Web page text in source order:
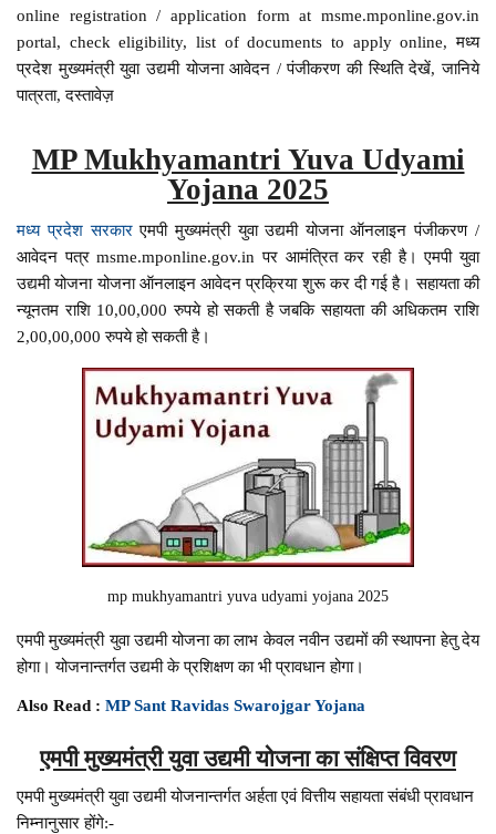
online registration / application form at msme.mponline.gov.in
portal, check eligibility, list of documents to apply online, मध्य
प्रदेश मुख्यमंत्री युवा उद्यमी योजना आवेदन / पंजीकरण की स्थिति देखें, जानिये
पात्रता, दस्तावेज़
MP Mukhyamantri Yuva Udyami
Yojana 2025
मध्य प्रदेश सरकारएमपी मुख्यमंत्री युवा उद्यमी योजना ऑनलाइन पंजीकरण /
आवेदन पत्र msme.mponline.gov.in पर आमंत्रित कर रही है। एमपी युवा
उद्यमी योजना योजना ऑनलाइन आवेदन प्रक्रिया शुरू कर दी गई है। सहायता की
न्यूनतम राशि 10,00,000 रुपये हो सकती है जबकि सहायता की अधिकतम राशि
2,00,00,000 रुपये हो सकती है।
mp mukhyamantri yuva udyami yojana 2025
एमपी मुख्यमंत्री युवा उद्यमी योजना का लाभ केवल नवीन उद्यमों की स्थापना हेतु देय
होगा। योजनान्तर्गत उद्यमी के प्रशिक्षण का भी प्रावधान होगा।
Also Read :MP Sant Ravidas Swarojgar Yojana
एमपी मुख्यमंत्री युवा उद्यमी योजना का संक्षिप्त विवरण
एमपी मुख्यमंत्री युवा उद्यमी योजनान्तर्गत अर्हता एवं वित्तीय सहायता संबंधी प्रावधान
निम्नानुसार होंगे:-